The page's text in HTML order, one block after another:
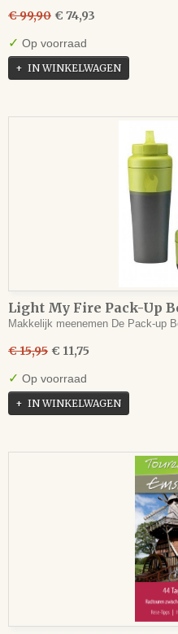
€ 99,90 € 74,93
✓ Op voorraad
IN WINKELWAGEN
Light My Fire Pack-Up
Makkelijk meenemen De Pack-up
€ 15,95 € 11,75
✓ Op voorraad
IN WINKELWAGEN